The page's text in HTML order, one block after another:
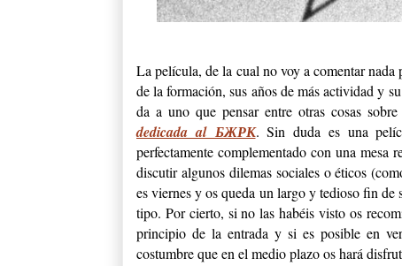
La película, de la cual no voy a comentar
de la formación, sus años de más actividad y
da a uno que pensar entre otras cosas
dedicada al БЖРК. Sin duda es una
perfectamente complementado con una mesa
discutir algunos dilemas sociales o éticos
es viernes y os queda un largo y tedioso fin de
tipo. Por cierto, si no las habéis visto os
principio de la entrada y si es posible en
costumbre que en el medio plazo os hará